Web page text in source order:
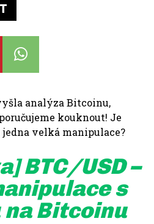
analýza Bitcoinu,
kouknout! Je
velká manipulace?
BTC/USD –
s
na Bitcoinu